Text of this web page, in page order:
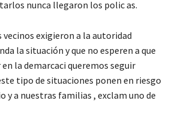
nunca llegaron los polic as.
exigieron a la autoridad
la situación y que no esperen a que
la demarcaci queremos seguir
tipo de situaciones ponen en riesgo
y a nuestras familias , exclam uno de